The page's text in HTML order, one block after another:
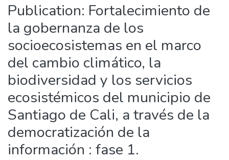
Publication: Fortalecimiento de
la gobernanza de los
socioecosistemas en el marco
del cambio climático, la
biodiversidad y los servicios
ecosistémicos del municipio de
Santiago de Cali, a través de la
democratización de la
información : fase 1.